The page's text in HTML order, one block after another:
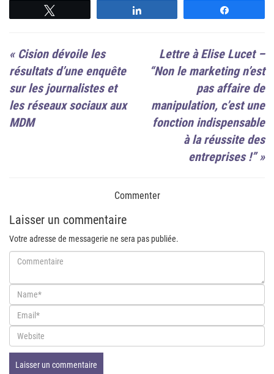
« Cision dévoile les
résultats d’une enquête
sur les journalistes et
les réseaux sociaux aux
MDM
Lettre à Elise Lucet –
“Non le marketing n’est
pas affaire de
manipulation, c’est une
fonction indispensable
à la réussite des
entreprises !”»
Commenter
Laisser un commentaire
Votre adresse de messagerie ne sera pas publiée.